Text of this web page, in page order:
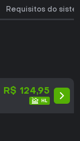
Requisitos do
R$ 124,95